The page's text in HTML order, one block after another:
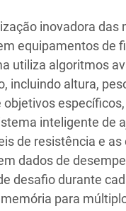
inovadora das
equipamentos de
utiliza algoritmos
incluindo altura,
inteligente de
de resistência e
dados de
desafio durante
para